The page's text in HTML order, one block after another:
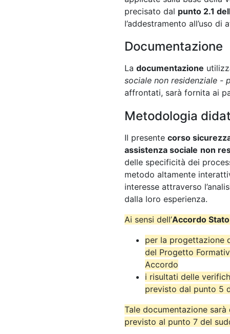
precisato dal punto 2.1
l’addestramento all’uso
Documentazione
La documentazione
sociale non residenziale -
affrontati, sarà fornita ai
Metodologia
Il presente corso
assistenza sociale non
delle specificità dei
metodo altamente
interesse attraverso
dalla loro esperienza.
Ai sensi dell’Accordo
per la progettazione
del Progetto
Accordo
i risultati delle
previsto dal punto 5
Tale documentazione sarà
previsto al punto 7 del